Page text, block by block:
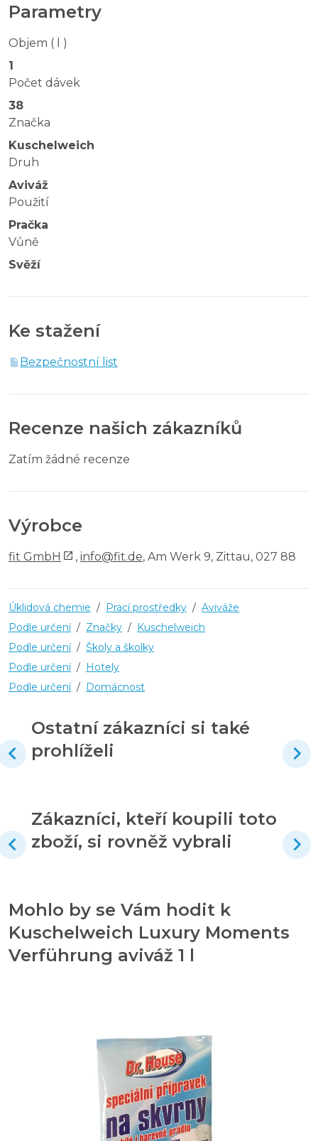
Parametry
Objem ( l )
1
Počet dávek
38
Značka
Kuschelweich
Druh
Aviváž
Použití
Pračka
Vůně
Svěží
Ke stažení
Bezpečnostní list
Recenze našich zákazníků
Zatím žádné recenze
Výrobce
fit GmbH , info@fit.de, Am Werk 9, Zittau, 027 88
Úklidová chemie / Prací prostředky / Aviváže
Podle určení / Značky / Kuschelweich
Podle určení / Školy a školky
Podle určení / Hotely
Podle určení / Domácnost
Ostatní zákazníci si také
prohlíželi
Zákazníci, kteří koupili toto
zboží, si rovněž vybrali
Mohlo by se Vám hodit k
Kuschelweich Luxury Moments
Verführung aviváž 1 l